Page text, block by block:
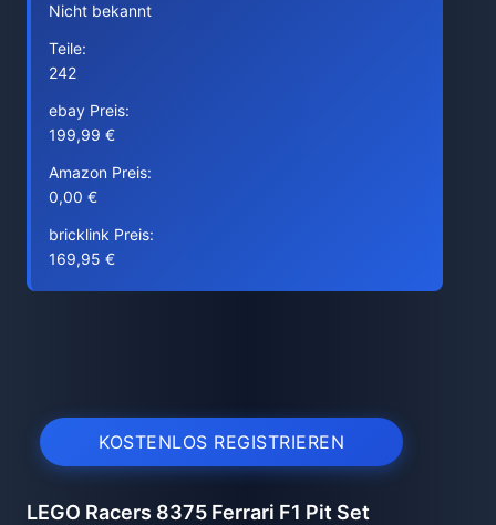
Nicht bekannt
Teile:
242
ebay Preis:
199,99 €
Amazon Preis:
0,00 €
bricklink Preis:
169,95 €
KOSTENLOS REGISTRIEREN
LEGO Racers 8375 Ferrari F1 Pit Set